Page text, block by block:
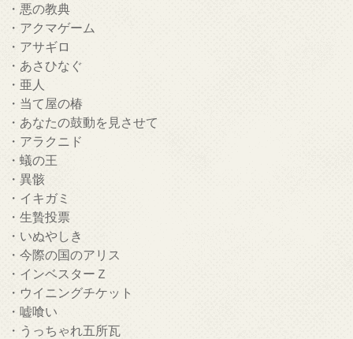
・悪の教典
・アクマゲーム
・アサギロ
・あさひなぐ
・亜人
・当て屋の椿
・あなたの鼓動を見させて
・アラクニド
・蟻の王
・異骸
・イキガミ
・生贄投票
・いぬやしき
・今際の国のアリス
・インベスターＺ
・ウイニングチケット
・嘘喰い
・うっちゃれ五所瓦